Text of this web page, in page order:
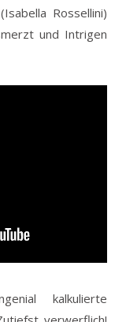
Rossellini)
und Intrigen
kalkulierte